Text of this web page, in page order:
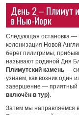
День 2 – Плимут
в Нью-Йорк
Следующая остановка —
колонизация Новой
берег пилигримы,
называют родиной Дня
Плимутский камень —
узнаем, как возник
завершение — приятный
включён в тур).
Затем мы направляемся в